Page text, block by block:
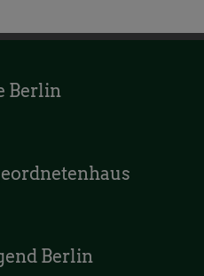
Berlin
Berlin